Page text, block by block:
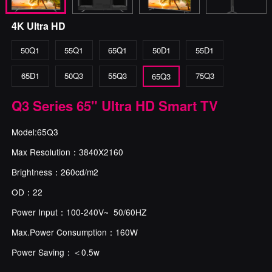
4K Ultra HD
50Q1 55Q1 65Q1 50D1 55D1
65D1 50Q3 55Q3 65Q3 75Q3
Q3 Series 65" Ultra HD Smart TV
Model:65Q3
Max Resolution：3840X2160
Brightness：260cd/m2
OD：22
Power Input：100-240V~ 50/60HZ
Max.Power Consumption：160W
Power Saving：＜0.5w